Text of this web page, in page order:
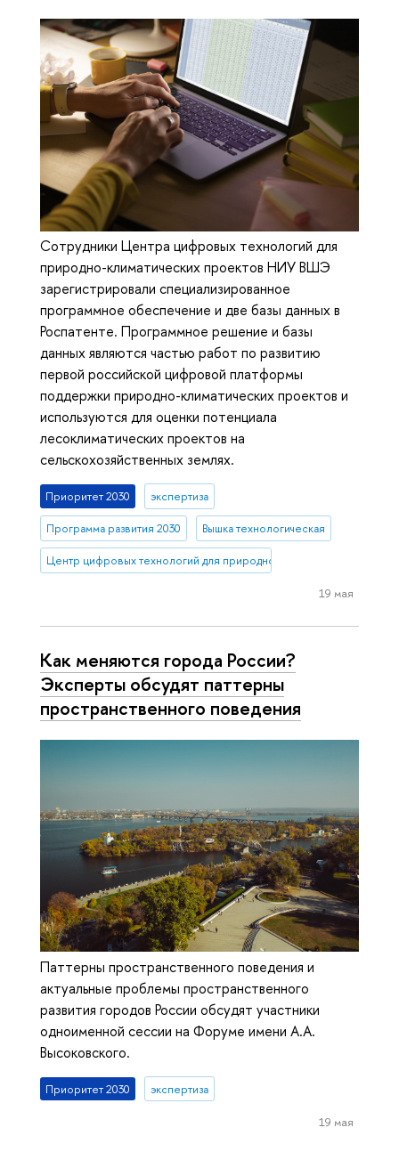
Сотрудники Центра цифровых технологий для
природно-климатических проектов НИУ ВШЭ
зарегистрировали специализированное
программное обеспечение и две базы данных в
Роспатенте. Программное решение и базы
данных являются частью работ по развитию
первой российской цифровой платформы
поддержки природно-климатических проектов и
используются для оценки потенциала
лесоклиматических проектов на
сельскохозяйственных землях.
Приоритет 2030 экспертиза
Программа развития 2030 Вышка технологическая
Центр цифровых технологий для природно-климатических
19 мая
Как меняются города России?
Эксперты обсудят паттерны
пространственного поведения
Паттерны пространственного поведения и
актуальные проблемы пространственного
развития городов России обсудят участники
одноименной сессии на Форуме имени А.А.
Высоковского.
Приоритет 2030 экспертиза
19 мая